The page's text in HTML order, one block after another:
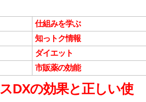
仕組みを学ぶ
知っトク情報
ダイエット
市販薬の効能
DXの効果と正しい使